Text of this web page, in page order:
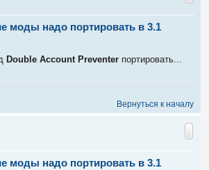
моды надо портировать в 3.1
Double Account Preventer портировать...
Вернуться к началу
моды надо портировать в 3.1